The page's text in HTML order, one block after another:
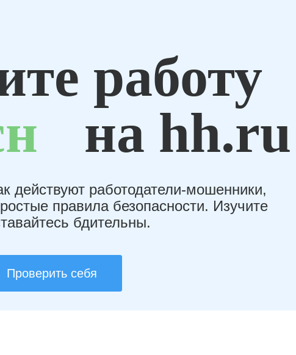
работу
на hh.ru
действуют работодатели-мошенники,
правила безопасности. Изучите
бдительны.
Проверить себя